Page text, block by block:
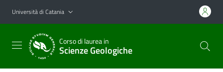
Vai al contenuto principale
Vai al menu di navigazione
Università di Catania
Corso di laurea in
Scienze Geologiche